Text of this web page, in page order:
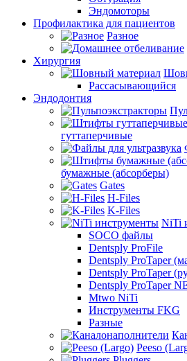
Эндомоторы
Профилактика для пациентов
Разное
Хирургия
Рассасывающийся
Эндодонтия
гуттаперчивые
бумажные (абсорберы)
Gates
H-Files
K-Files
NiTi
SOCO файлы
Dentsply ProFile
Dentsply ProTaper
Dentsply ProTaper
Dentsply ProTaper
Mtwo NiTi
Инструменты FKG
Разные
Peeso